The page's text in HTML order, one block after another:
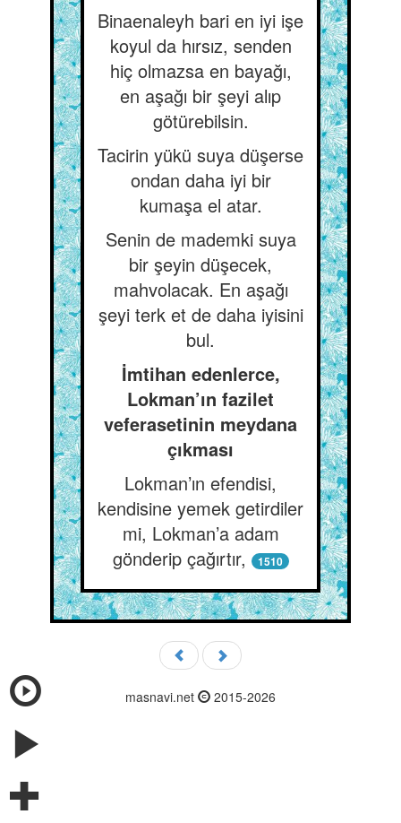
Binaenaleyh bari en iyi işe
koyul da hırsız, senden
hiç olmazsa en bayağı,
en aşağı bir şeyi alıp
götürebilsin.
Tacirin yükü suya düşerse
ondan daha iyi bir
kumaşa el atar.
Senin de mademki suya
bir şeyin düşecek,
mahvolacak. En aşağı
şeyi terk et de daha iyisini
bul.
İmtihan edenlerce,
Lokman’ın fazilet
veferasetinin meydana
çıkması
Lokman’ın efendisi,
kendisine yemek getirdiler
mi, Lokman’a adam
gönderip çağırtır,
1510
masnavi.net 2015-2026